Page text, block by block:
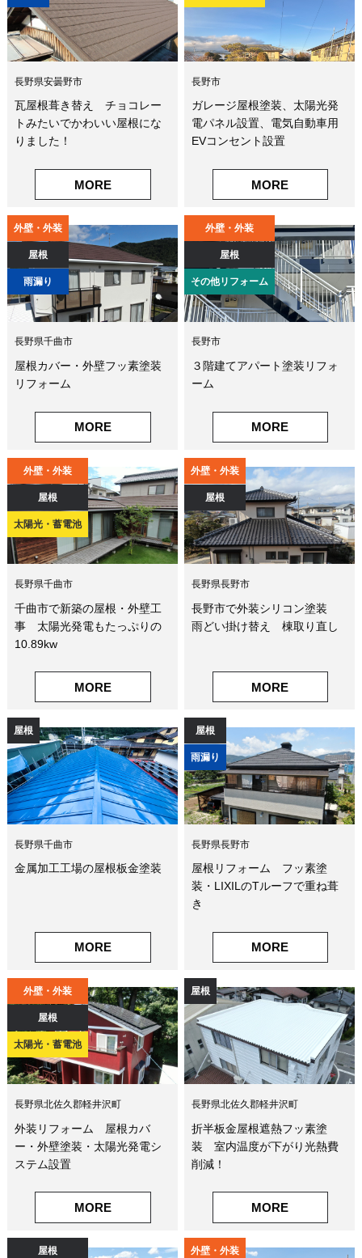
長野県安曇野市
瓦屋根葺き替え チョコレー
トみたいでかわいい屋根にな
りました！
MORE
長野市
ガレージ屋根塗装、太陽光発
電パネル設置、電気自動車用
EVコンセント設置
MORE
外壁・外装
屋根
雨漏り
長野県千曲市
屋根カバー・外壁フッ素塗装
リフォーム
MORE
外壁・外装
屋根
その他リフォーム
長野市
３階建てアパート塗装リフォ
ーム
MORE
外壁・外装
屋根
太陽光・蓄電池
長野県千曲市
千曲市で新築の屋根・外壁工
事 太陽光発電もたっぷりの
10.89kw
MORE
外壁・外装
屋根
長野県長野市
長野市で外装シリコン塗装
雨どい掛け替え 棟取り直し
MORE
屋根
長野県千曲市
金属加工工場の屋根板金塗装
MORE
屋根
雨漏り
長野県長野市
屋根リフォーム フッ素塗
装・LIXILのTルーフで重ね葺
き
MORE
外壁・外装
屋根
太陽光・蓄電池
長野県北佐久郡軽井沢町
外装リフォーム 屋根カバ
ー・外壁塗装・太陽光発電シ
ステム設置
MORE
屋根
長野県北佐久郡軽井沢町
折半板金屋根遮熱フッ素塗
装 室内温度が下がり光熱費
削減！
MORE
屋根 外壁・外装